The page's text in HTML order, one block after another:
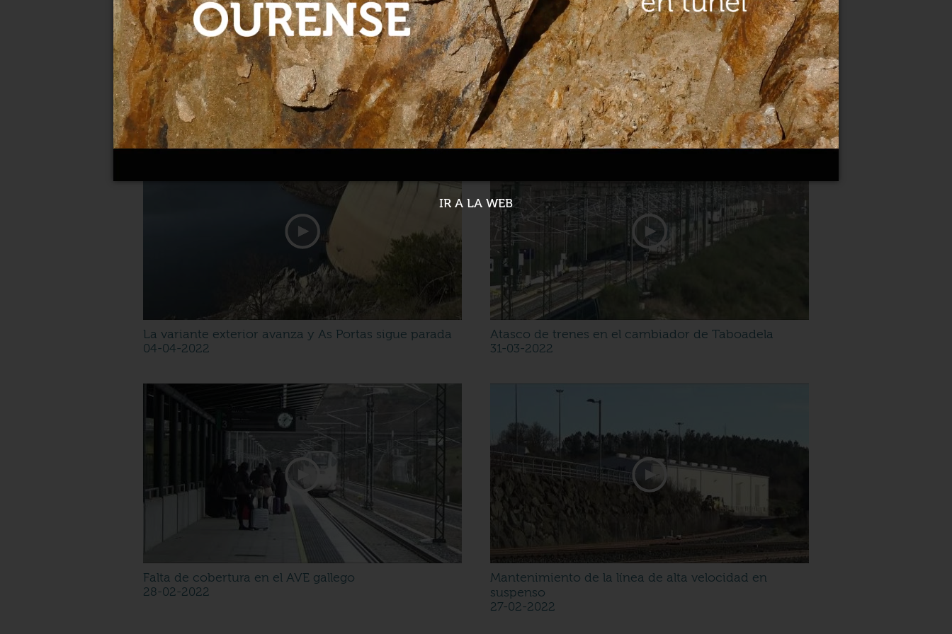
IR A LA WEB
Los Alvia híbridos hacen pruebas en Extremadura
10-04-2022
As obras da Variante Norte do AVe chegan á cidade
08-04-2022
La variante exterior avanza y As Portas sigue parada
04-04-2022
Atasco de trenes en el cambiador de Taboadela
31-03-2022
Falta de cobertura en el AVE gallego
28-02-2022
Mantenimiento de la línea de alta velocidad en
suspenso
27-02-2022